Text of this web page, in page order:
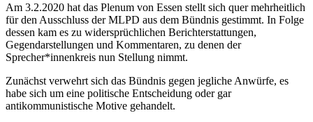
Am 3.2.2020 hat das Plenum von Essen stellt sich quer mehrheitlich
für den Ausschluss der MLPD aus dem Bündnis gestimmt. In Folge
dessen kam es zu widersprüchlichen Berichterstattungen,
Gegendarstellungen und Kommentaren, zu denen der
Sprecher*innenkreis nun Stellung nimmt.
Zunächst verwehrt sich das Bündnis gegen jegliche Anwürfe, es
habe sich um eine politische Entscheidung oder gar
antikommunistische Motive gehandelt.